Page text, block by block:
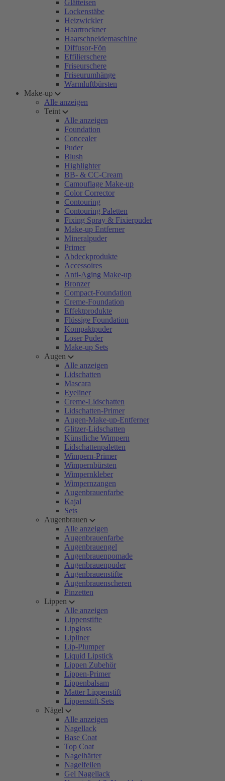
Glätteisen
Lockenstäbe
Heizwickler
Haartrockner
Haarschneidemaschine
Diffusor-Fön
Effilierschere
Friseurschere
Friseurumhänge
Warmluftbürsten
Make-up
Alle anzeigen
Teint
Alle anzeigen
Foundation
Concealer
Puder
Blush
Highlighter
BB- & CC-Cream
Camouflage Make-up
Color Corrector
Contouring
Contouring Paletten
Fixing Spray & Fixierpuder
Make-up Entferner
Mineralpuder
Primer
Abdeckprodukte
Accessoires
Anti-Aging Make-up
Bronzer
Compact-Foundation
Creme-Foundation
Effektprodukte
Flüssige Foundation
Kompaktpuder
Loser Puder
Make-up Sets
Augen
Alle anzeigen
Lidschatten
Mascara
Eyeliner
Creme-Lidschatten
Lidschatten-Primer
Augen-Make-up-Entferner
Glitzer-Lidschatten
Künstliche Wimpern
Lidschattenpaletten
Wimpern-Primer
Wimpernbürsten
Wimpernkleber
Wimpernzangen
Augenbrauenfarbe
Kajal
Sets
Augenbrauen
Alle anzeigen
Augenbrauenfarbe
Augenbrauengel
Augenbrauenpomade
Augenbrauenpuder
Augenbrauenstifte
Augenbrauenscheren
Pinzetten
Lippen
Alle anzeigen
Lippenstifte
Lipgloss
Lipliner
Lip-Plumper
Liquid Lipstick
Lippen Zubehör
Lippen-Primer
Lippenbalsam
Matter Lippenstift
Lippenstift-Sets
Nägel
Alle anzeigen
Nagellack
Base Coat
Top Coat
Nagelhärter
Nagelfeilen
Gel Nagellack